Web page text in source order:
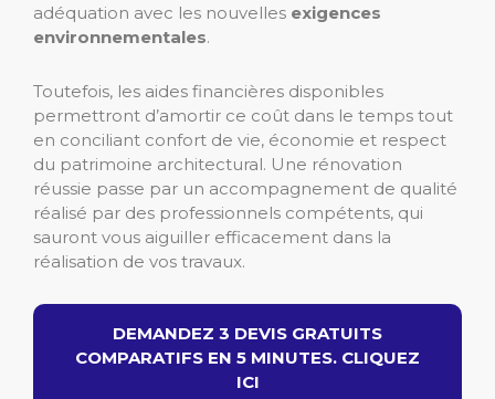
adéquation avec les nouvelles exigences
environnementales.
Toutefois, les aides financières disponibles
permettront d’amortir ce coût dans le temps tout
en conciliant confort de vie, économie et respect
du patrimoine architectural. Une rénovation
réussie passe par un accompagnement de qualité
réalisé par des professionnels compétents, qui
sauront vous aiguiller efficacement dans la
réalisation de vos travaux.
DEMANDEZ 3 DEVIS GRATUITS
COMPARATIFS EN 5 MINUTES. CLIQUEZ
ICI